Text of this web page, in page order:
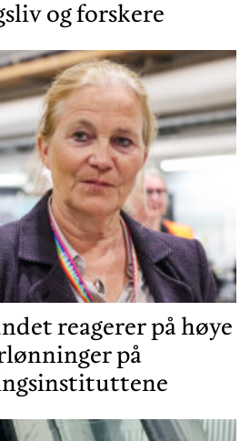
og forskere
reagerer på høye
på